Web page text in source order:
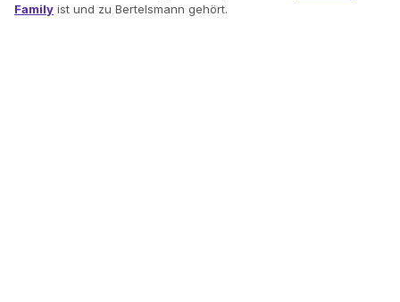
Family ist und zu Bertelsmann gehört.